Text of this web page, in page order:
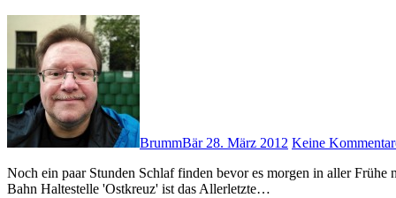
BrummBär28. März 2012 Keine
Noch ein paar Stunden Schlaf finden bevor es morgen in aller Frühe nach Basel geht … Mein erster Aufenthalt in der Schweiz … # S-
Bahn Haltestelle 'Ostkreuz' ist das Allerletzte…